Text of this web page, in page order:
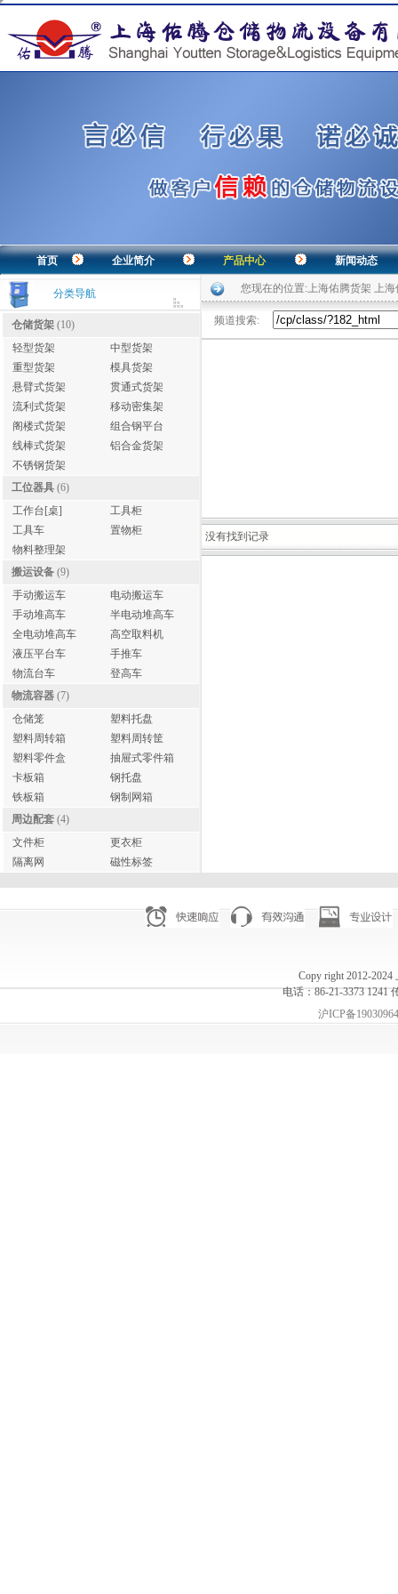
首页 企业简介 产品中心 新闻动态
分类导航
仓储货架 (10)
轻型货架
中型货架
重型货架
模具货架
悬臂式货架
贯通式货架
流利式货架
移动密集架
阁楼式货架
组合钢平台
线棒式货架
铝合金货架
不锈钢货架
工位器具 (6)
工作台[桌]
工具柜
工具车
置物柜
物料整理架
搬运设备 (9)
手动搬运车
电动搬运车
手动堆高车
半电动堆高车
全电动堆高车
高空取料机
液压平台车
手推车
物流台车
登高车
物流容器 (7)
仓储笼
塑料托盘
塑料周转箱
塑料周转筐
塑料零件盒
抽屉式零件箱
卡板箱
钢托盘
铁板箱
钢制网箱
周边配套 (4)
文件柜
更衣柜
隔离网
磁性标签
您现在的位置:上海佑腾货架 上
频道搜索:
没有找到记录
Copy right 2012-
电话：86-21-3373 1241
沪ICP备